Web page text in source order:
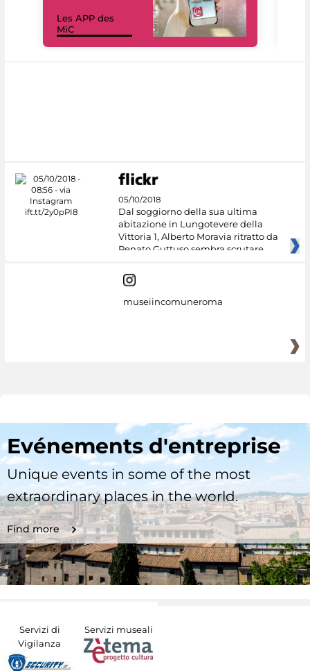
Les APP des
MiC
05/10/2018
Dal soggiorno della sua ultima
abitazione in Lungotevere della
Vittoria 1, Alberto Moravia ritratto da
Renato Guttuso sembra scrutare
museiincomuneroma
Evénements d'entreprise
Unique events in some of the most
extraordinary places in the world.
Find more
Servizi di
Vigilanza
Servizi museali